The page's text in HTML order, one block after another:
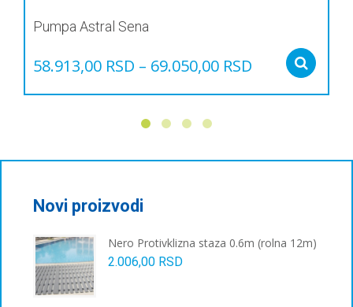
Pumpa Astral Sena
58.913,00 RSD – 69.050,00 RSD
бити
изабране
на
страници
производа.
Novi proizvodi
Nero Protivklizna staza 0.6m (rolna 12m)
2.006,00 RSD